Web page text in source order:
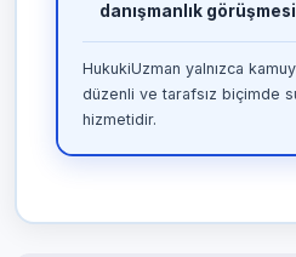
danışmanlık
HukukiUzman yalnızca
düzenli ve tarafsız biçimde
hizmetidir.